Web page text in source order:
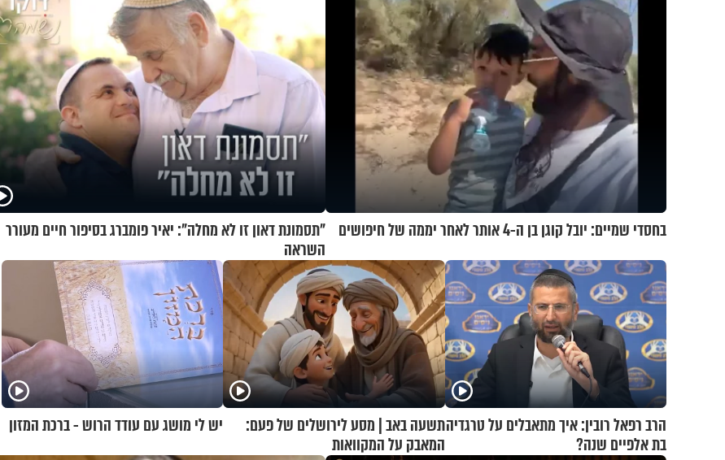
בחסדי שמיים: יובל קוגן בן ה-4 אותר לאחר יממה של חיפושים
"תסמונת דאון זו לא מחלה": יאיר פומברג בסיפור חיים מעורר
השראה
הרב רפאל רובין: איך מתאבלים על טרגדיה
בת אלפיים שנה?
תשעה באב | מסע לירושלים של פעם:
המאבק על המקוואות
יש לי מושג עם עודד הרוש - ברכת המזון